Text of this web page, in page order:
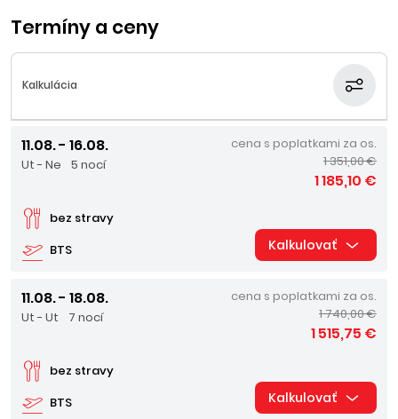
Termíny a ceny
Kalkulácia
11.08. - 16.08.
Ut - Ne 5 nocí
BTS
bez stravy
cena s poplatkami za os.
1 351,00 €
1 185,10 €
Kalkulovať
11.08. - 18.08.
Ut - Ut 7 nocí
BTS
bez stravy
cena s poplatkami za os.
1 740,00 €
1 515,75 €
Kalkulovať